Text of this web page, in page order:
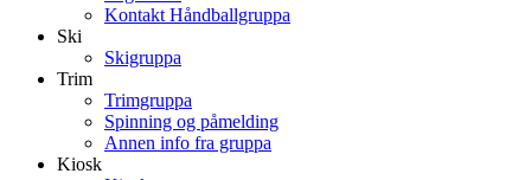
Kontakt Håndballgruppa
Ski
Skigruppa
Trim
Trimgruppa
Spinning og påmelding
Annen info fra gruppa
Kiosk